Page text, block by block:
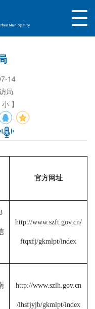
14
局
小 】
官方网址
http://www.szft.gov.cn/
ftqxfj/gkmlpt/index
http://www.szlh.gov.cn
/lhsfjyjb/gkmlpt/index